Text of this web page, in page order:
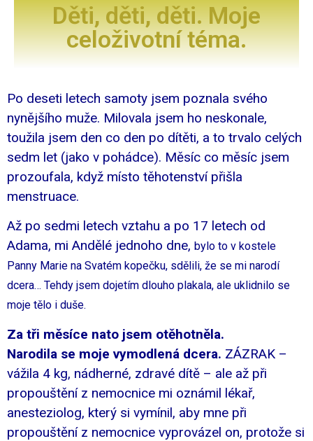
Děti, děti, děti. Moje
celoživotní téma.
Po deseti letech samoty jsem poznala svého
nynějšího muže. Milovala jsem ho neskonale,
toužila jsem den co den po dítěti, a to trvalo celých
sedm let (jako v pohádce). Měsíc co měsíc jsem
prozoufala, když místo těhotenství přišla
menstruace.
Až po sedmi letech vztahu a po 17 letech od
Adama, mi Andělé jednoho dne, bylo to v kostele
Panny Marie na Svatém kopečku, sdělili, že se mi narodí
dcera… Tehdy jsem dojetím dlouho plakala, ale uklidnilo se
moje tělo i duše.
Za tři měsíce nato jsem otěhotněla.
Narodila se moje vymodlená dcera. ZÁZRAK –
vážila 4 kg, nádherné, zdravé dítě – ale až při
propouštění z nemocnice mi oznámil lékař,
anesteziolog, který si vymínil, aby mne při
propouštění z nemocnice vyprovázel on, protože si